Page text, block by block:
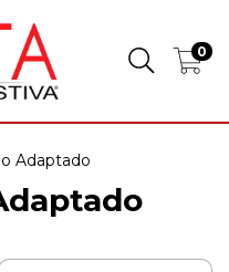
0
Adaptado